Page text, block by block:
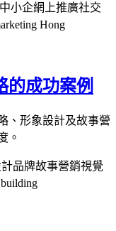
中小企網上推廣社交
Hong
的成功案例
、形象設計及故事營
。
品牌故事營銷視覺